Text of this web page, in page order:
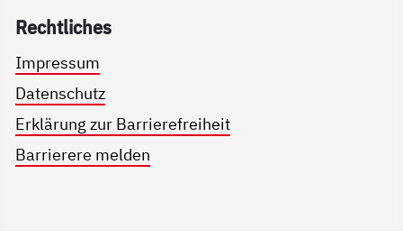
Recht­li­ches
Impressum
Datenschutz
Erklärung zur Barrierefreiheit
Barrierere melden